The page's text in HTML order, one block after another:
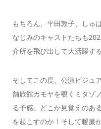
もちろん、平田敦子、しゅ
なじみのキャストたちも
介所を飛び出して大活躍する
そしてこの度、公演ビジュ
舗旅館カモヤを覗くミタゾ
る予感。どこか見覚えのあ
を起こすのか！そして暖簾